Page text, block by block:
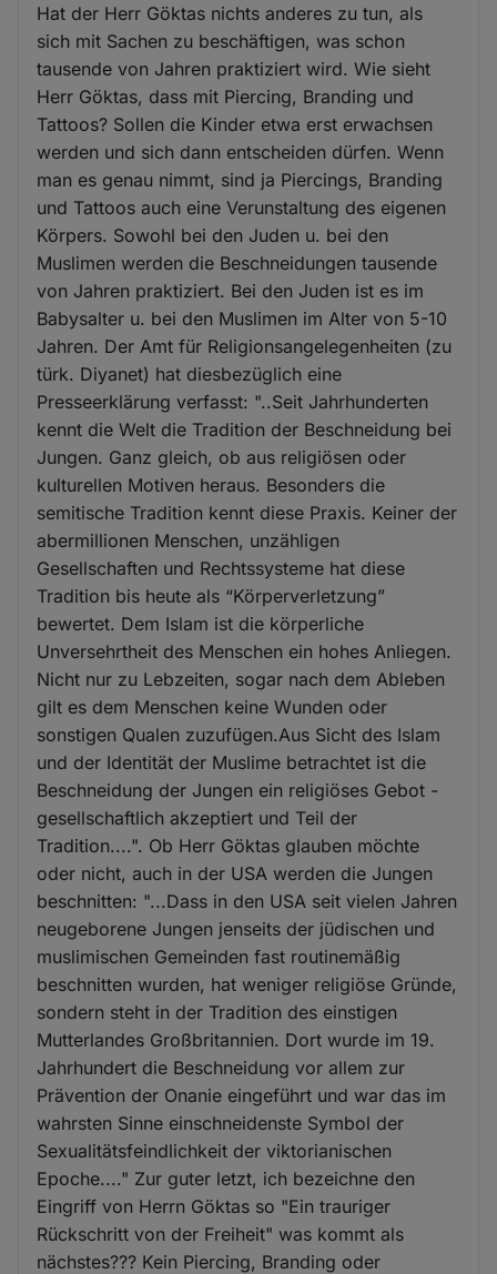
Hat der Herr Göktas nichts anderes zu tun, als
sich mit Sachen zu beschäftigen, was schon
tausende von Jahren praktiziert wird. Wie sieht
Herr Göktas, dass mit Piercing, Branding und
Tattoos? Sollen die Kinder etwa erst erwachsen
werden und sich dann entscheiden dürfen. Wenn
man es genau nimmt, sind ja Piercings, Branding
und Tattoos auch eine Verunstaltung des eigenen
Körpers. Sowohl bei den Juden u. bei den
Muslimen werden die Beschneidungen tausende
von Jahren praktiziert. Bei den Juden ist es im
Babysalter u. bei den Muslimen im Alter von 5-10
Jahren. Der Amt für Religionsangelegenheiten (zu
türk. Diyanet) hat diesbezüglich eine
Presseerklärung verfasst: "..Seit Jahrhunderten
kennt die Welt die Tradition der Beschneidung bei
Jungen. Ganz gleich, ob aus religiösen oder
kulturellen Motiven heraus. Besonders die
semitische Tradition kennt diese Praxis. Keiner der
abermillionen Menschen, unzähligen
Gesellschaften und Rechtssysteme hat diese
Tradition bis heute als “Körperverletzung”
bewertet. Dem Islam ist die körperliche
Unversehrtheit des Menschen ein hohes Anliegen.
Nicht nur zu Lebzeiten, sogar nach dem Ableben
gilt es dem Menschen keine Wunden oder
sonstigen Qualen zuzufügen.Aus Sicht des Islam
und der Identität der Muslime betrachtet ist die
Beschneidung der Jungen ein religiöses Gebot -
gesellschaftlich akzeptiert und Teil der
Tradition....". Ob Herr Göktas glauben möchte
oder nicht, auch in der USA werden die Jungen
beschnitten: "...Dass in den USA seit vielen Jahren
neugeborene Jungen jenseits der jüdischen und
muslimischen Gemeinden fast routinemäßig
beschnitten wurden, hat weniger religiöse Gründe,
sondern steht in der Tradition des einstigen
Mutterlandes Großbritannien. Dort wurde im 19.
Jahrhundert die Beschneidung vor allem zur
Prävention der Onanie eingeführt und war das im
wahrsten Sinne einschneidenste Symbol der
Sexualitätsfeindlichkeit der viktorianischen
Epoche...." Zur guter letzt, ich bezeichne den
Eingriff von Herrn Göktas so "Ein trauriger
Rückschritt von der Freiheit" was kommt als
nächstes??? Kein Piercing, Branding oder